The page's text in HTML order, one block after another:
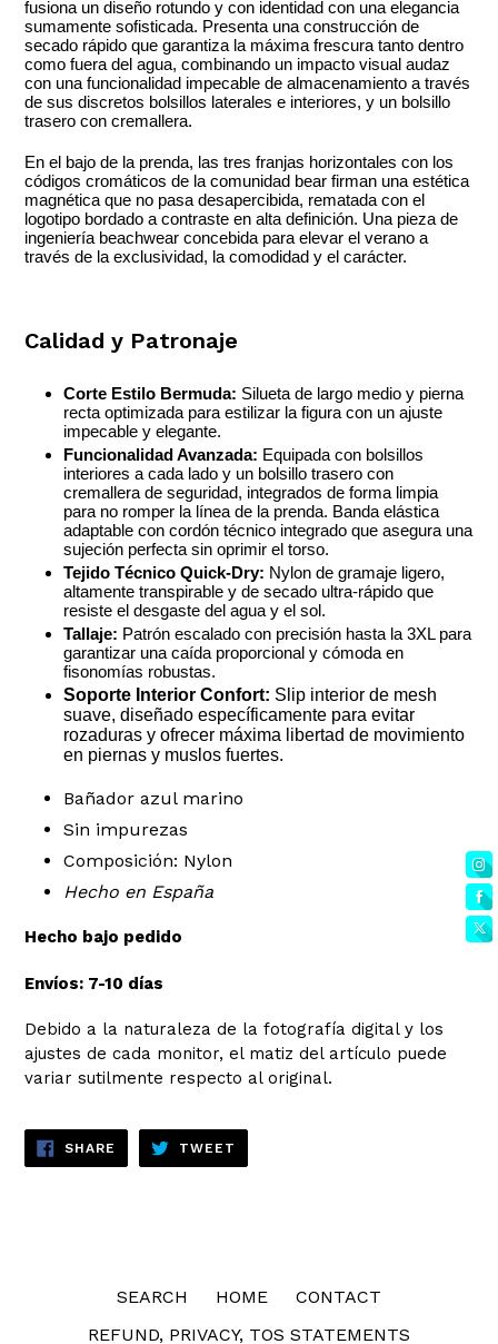
fusiona un diseño rotundo y con identidad con una elegancia
sumamente sofisticada. Presenta una construcción de
secado rápido que garantiza la máxima frescura tanto dentro
como fuera del agua, combinando un impacto visual audaz
con una funcionalidad impecable de almacenamiento a través
de sus discretos bolsillos laterales e interiores, y un bolsillo
trasero con cremallera.
En el bajo de la prenda, las tres franjas horizontales con los
códigos cromáticos de la comunidad bear firman una estética
magnética que no pasa desapercibida, rematada con el
logotipo bordado a contraste en alta definición. Una pieza de
ingeniería beachwear concebida para elevar el verano a
través de la exclusividad, la comodidad y el carácter.
Calidad y Patronaje
Corte Estilo Bermuda: Silueta de largo medio y pierna
recta optimizada para estilizar la figura con un ajuste
impecable y elegante.
Funcionalidad Avanzada: Equipada con bolsillos
interiores a cada lado y un bolsillo trasero con
cremallera de seguridad, integrados de forma limpia
para no romper la línea de la prenda. Banda elástica
adaptable con cordón técnico integrado que asegura una
sujeción perfecta sin oprimir el torso.
Tejido Técnico Quick-Dry: Nylon de gramaje ligero,
altamente transpirable y de secado ultra-rápido que
resiste el desgaste del agua y el sol.
Tallaje: Patrón escalado con precisión hasta la 3XL para
garantizar una caída proporcional y cómoda en
fisonomías robustas.
Soporte Interior Confort: Slip interior de mesh
suave, diseñado específicamente para evitar
rozaduras y ofrecer máxima libertad de movimiento
en piernas y muslos fuertes.
Bañador azul marino
Sin impurezas
Composición: Nylon
Hecho en España
Hecho bajo pedido
Envíos: 7-10 días
Debido a la naturaleza de la fotografía digital y los
ajustes de cada monitor, el matiz del artículo puede
variar sutilmente respecto al original.
SHARE SHARE
FACEBOOK
TWEET
TWITTER
SEARCH HOME
CONTACT
REFUND, PRIVACY, TOS STATEMENTS